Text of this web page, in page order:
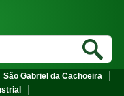
São Gabriel da Cachoeira